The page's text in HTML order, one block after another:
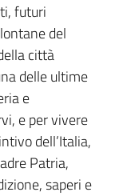
futuri
del
città
delle ultime
e
e per vivere
dell’Italia,
Patria,
saperi e